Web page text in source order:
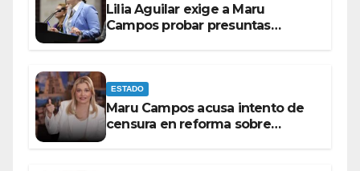
Lilia Aguilar exige a Maru
Campos probar presuntas
ESTADO
Maru Campos acusa intento de
censura en reforma sobre